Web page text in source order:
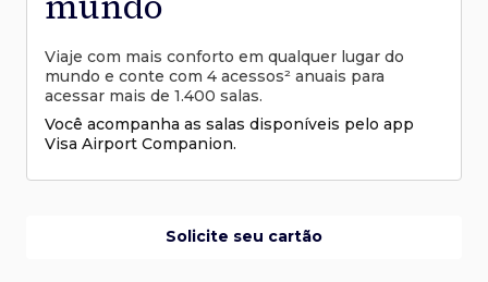
Viaje com mais conforto em qualquer lugar do
mundo e conte com 4 acessos² anuais para
acessar mais de 1.400 salas.
Você acompanha as salas disponíveis pelo app
Visa Airport Companion.
Solicite seu cartão